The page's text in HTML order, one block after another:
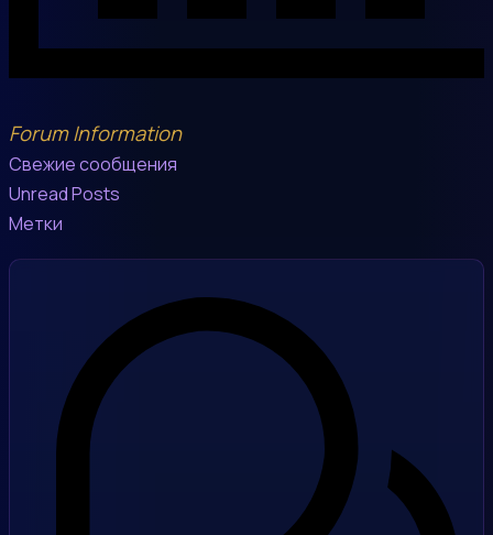
Forum Information
Свежие сообщения
Unread Posts
Метки